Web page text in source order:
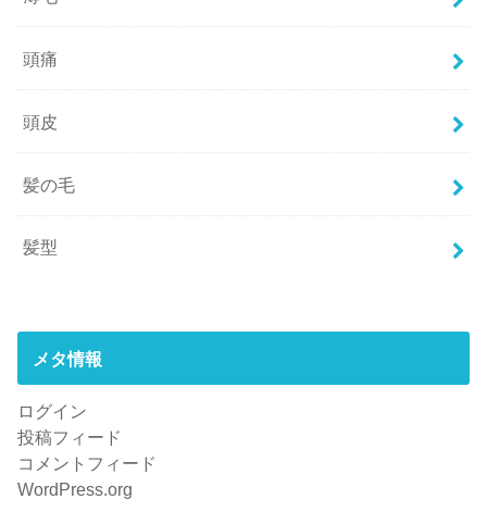
頭痛
頭皮
髪の毛
髪型
メタ情報
ログイン
投稿フィード
コメントフィード
WordPress.org